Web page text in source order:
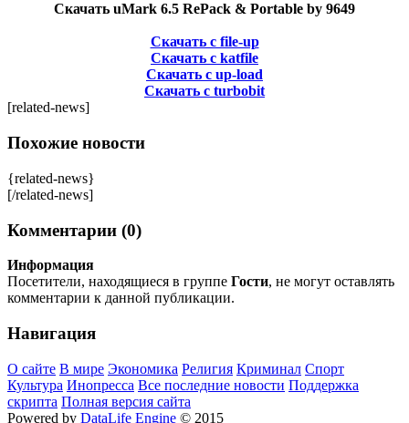
Скачать uMark 6.5 RePack & Portable by 9649
Скачать с file-up
Скачать с katfile
Скачать с up-load
Скачать с turbobit
[related-news]
Похожие новости
{related-news}
[/related-news]
Комментарии (0)
Информация
Посетители, находящиеся в группе Гости, не могут оставлять
комментарии к данной публикации.
Навигация
О сайте В мире Экономика Религия Криминал Спорт
Культура Инопресса Все последние новости Поддержка
скрипта Полная версия сайта
Powered by DataLife Engine © 2015